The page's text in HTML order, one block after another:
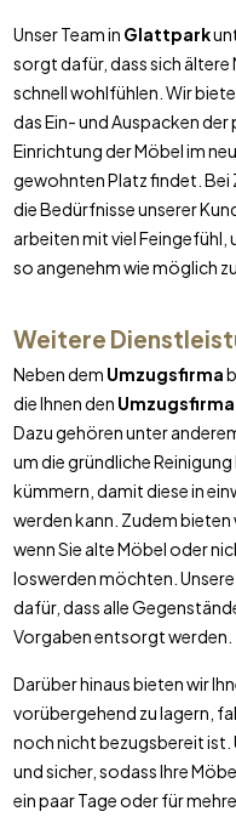
Unser Team in Glattpark
sorgt dafür, dass sich ältere
schnell wohlfühlen. Wir
das Ein- und Auspacken
Einrichtung der Möbel im
gewohnten Platz findet. Bei
die Bedürfnisse unserer
arbeiten mit viel Feingefühl,
so angenehm wie möglich
Weitere
Neben dem Umzugsfirma
die Ihnen den Umzugsfirma
Dazu gehören unter
um die gründliche
kümmern, damit diese in
werden kann. Zudem
wenn Sie alte Möbel oder
loswerden möchten.
dafür, dass alle
Vorgaben entsorgt werden.
Darüber hinaus bieten wir
vorübergehend zu lagern,
noch nicht bezugsbereit ist.
und sicher, sodass Ihre
ein paar Tage oder für